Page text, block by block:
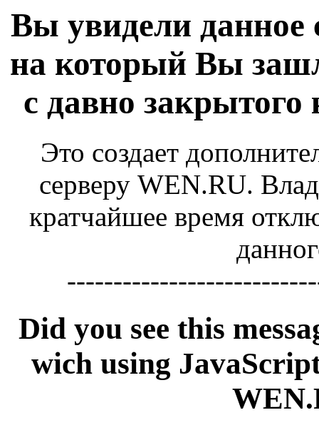
Вы увидели данное
на который Вы
с давно
Это создает
серверу WEN.RU.
кратчайшее время
Did you see this
wich using